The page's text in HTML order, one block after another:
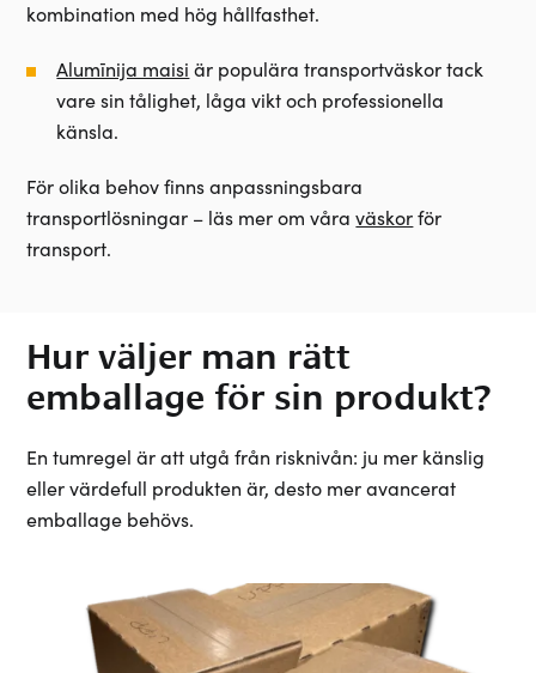
kombination med hög hållfasthet.
Alumīnija maisi är populära transportväskor tack
vare sin tålighet, låga vikt och professionella
känsla.
För olika behov finns anpassningsbara
transportlösningar – läs mer om våraväskorför
transport.
Hur väljer man rätt
emballage för sin produkt?
En tumregel är att utgå från risknivån: ju mer känslig
eller värdefull produkten är, desto mer avancerat
emballage behövs.